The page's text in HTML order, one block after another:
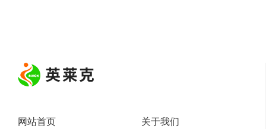
网站首页 关于我们